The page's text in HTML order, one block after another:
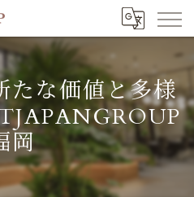
たな価値と多様
岡